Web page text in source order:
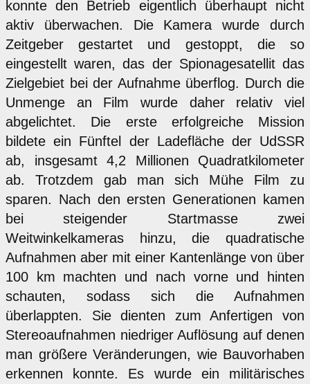
konnte den Betrieb eigentlich überhaupt nicht
aktiv überwachen. Die Kamera wurde durch
Zeitgeber gestartet und gestoppt, die so
eingestellt waren, das der Spionagesatellit das
Zielgebiet bei der Aufnahme überflog. Durch die
Unmenge an Film wurde daher relativ viel
abgelichtet. Die erste erfolgreiche Mission
bildete ein Fünftel der Ladefläche der UdSSR
ab, insgesamt 4,2 Millionen Quadratkilometer
ab. Trotzdem gab man sich Mühe Film zu
sparen. Nach den ersten Generationen kamen
bei steigender Startmasse zwei
Weitwinkelkameras hinzu, die quadratische
Aufnahmen aber mit einer Kantenlänge von über
100 km machten und nach vorne und hinten
schauten, sodass sich die Aufnahmen
überlappten. Sie dienten zum Anfertigen von
Stereoaufnahmen niedriger Auflösung auf denen
man größere Veränderungen, wie Bauvorhaben
erkennen konnte. Es wurde ein militärisches